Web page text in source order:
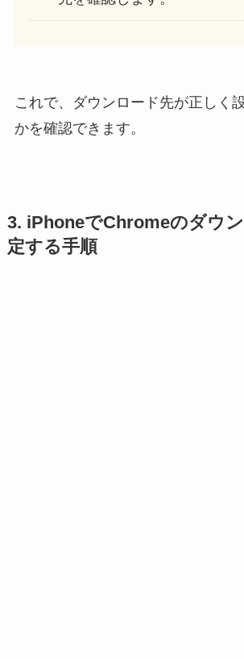
これで、ダウンロード先が正しく
かを確認できます。
3. iPhoneでChromeのダウ
定する手順